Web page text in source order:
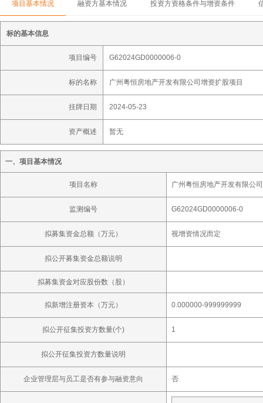
项目基本情况 融资方基本情况 投资方资格条件与增资条件
标的基本信息
项目编号 G62024GD0000006-0
标的名称 广州粤恒房地产开发有限公司增资扩股项目
挂牌日期 2024-05-23
资产概述 暂无
一、项目基本情况
项目名称 广州粤恒房地产开发有限公
监测编号 G62024GD0000006-0
拟募集资金总额（万元） 视增资情况而定
拟公开募集资金总额说明
拟募集资金对应股份数（股）
拟新增注册资本（万元） 0.000000-999999999
拟公开征集投资方数量(个) 1
拟公开征集投资方数量说明
企业管理层与员工是否有参与融资意向 否